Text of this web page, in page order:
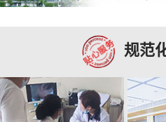
规范